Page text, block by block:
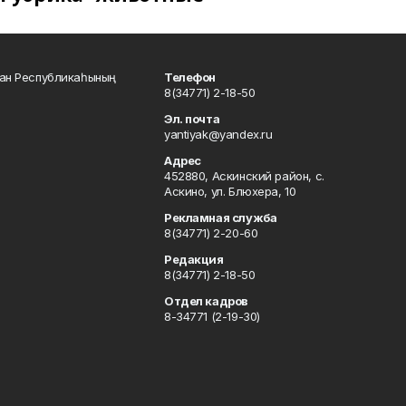
Республикаһының
Телефон
8(34771) 2-18-50
Эл. почта
yantiyak@yandex.ru
Адрес
452880, Аскинский район, с.
Аскино, ул. Блюхера, 10
Рекламная служба
8(34771) 2-20-60
Редакция
8(34771) 2-18-50
Отдел кадров
8-34771 (2-19-30)